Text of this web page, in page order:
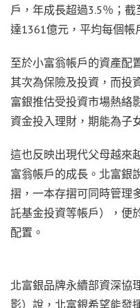
戶，年成長超過3.5％；
達1361億元，平均每個帳
至於小富翁帳戶的資產配
其次為保險及投資，而投
富銀推估受投資市場熱絡
資金投入理財，期能為子
這也反映出現代父母越來
富翁帳戶的成長。北富銀
摺，一本存摺可同時管理
託基金投資等帳戶），便
配置。
北富銀品牌永續部資深協
影）說，北富銀希望能發